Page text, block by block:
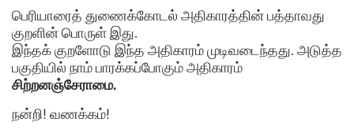
பெரியாரைத் துணைக்கோடல் அதிகாரத்தின் பத்தாவது
குறளின் பொருள் இது.
இந்தக் குறளோடு இந்த அதிகாரம் முடிவடைந்தது. அடுத்த
பகுதியில் நாம் பாரக்கப்போகும் அதிகாரம்
சிற்றனஞ்சேராமை.
நன்றி! வணக்கம்!